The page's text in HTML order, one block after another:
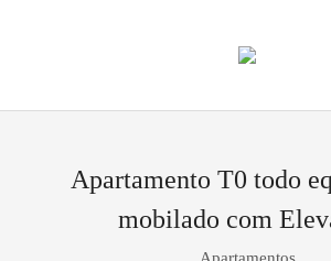
Apartamento T0 todo
mobilado com